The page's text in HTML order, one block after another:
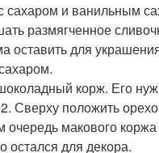
сахаром и ванильным
размягченное
оставить для
корж. Его
Сверху положить
макового
остался для декора.